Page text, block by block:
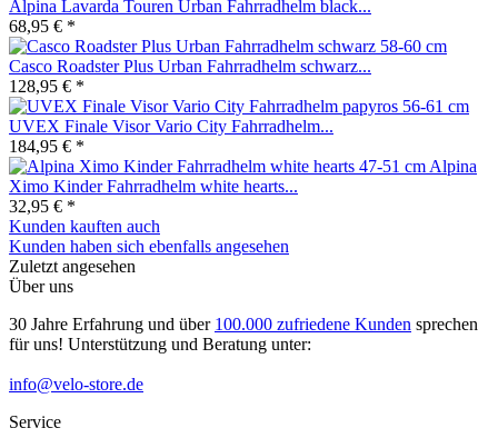
Alpina Lavarda Touren Urban Fahrradhelm black...
68,95 € *
Casco Roadster Plus Urban Fahrradhelm schwarz...
128,95 € *
UVEX Finale Visor Vario City Fahrradhelm...
184,95 € *
Alpina
Ximo Kinder Fahrradhelm white hearts...
32,95 € *
Kunden kauften auch
Kunden haben sich ebenfalls angesehen
Zuletzt angesehen
Über uns
30 Jahre Erfahrung und über 100.000 zufriedene Kunden sprechen
für uns! Unterstützung und Beratung unter:
info@velo-store.de
Service